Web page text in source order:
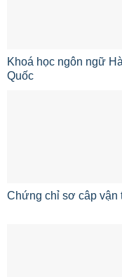
Khoá học ngôn ngữ
Quốc
Chứng chỉ sơ câp vận